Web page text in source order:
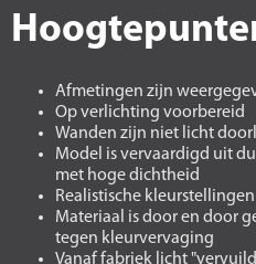
Afmetingen zijn
Op verlichting voorbereid
Wanden zijn niet licht
Model is vervaardigd uit
met hoge dichtheid
Realistische kleurstellingen
Materiaal is door en door
tegen kleurvervaging
Vanaf fabriek licht